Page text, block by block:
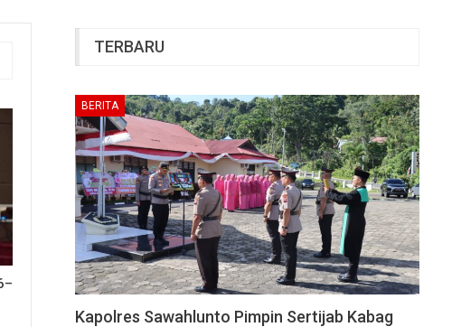
TERBARU
BERITA
Kapolres Sawahlunto Pimpin Sertijab Kabag